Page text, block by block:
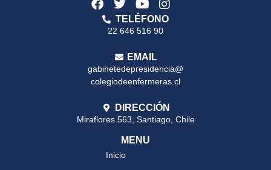
TELÉFONO
22 646 516 90
EMAIL
gabinetedepresidencia@
colegiodeenfermeras.cl
DIRECCIÓN
Miraflores 563, Santiago, Chile
MENU
Inicio